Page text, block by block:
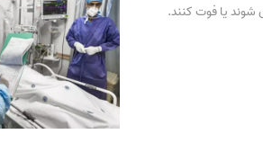
شوند یا فوت کنند.